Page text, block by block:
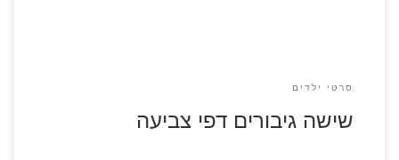
סרטי ילדים
שישה גיבורים דפי צביעה